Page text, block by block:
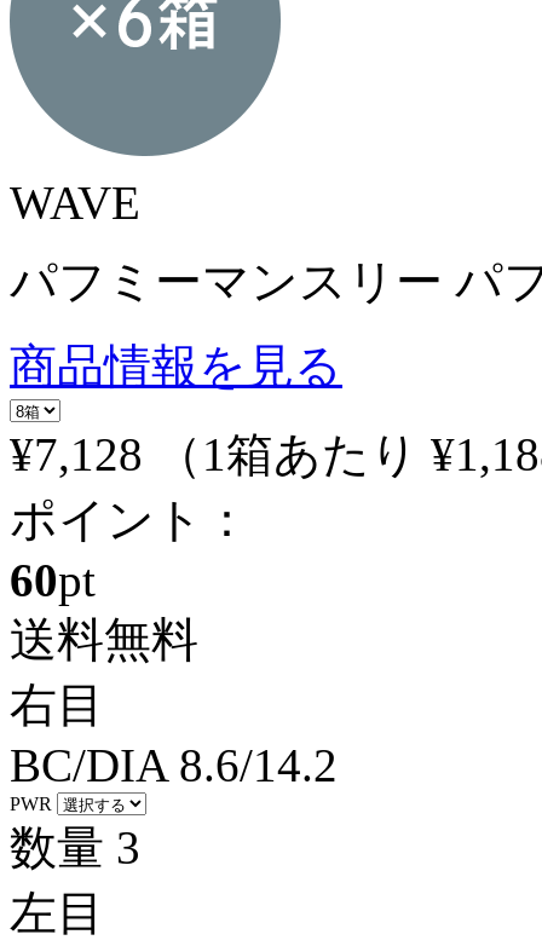
WAVE
パフミーマンスリー パ
商品情報を見る
¥7,128
（1箱あたり
ポイント：
60pt
送料無料
右目
BC/DIA 8.6/14.2
PWR
数量 3
左目